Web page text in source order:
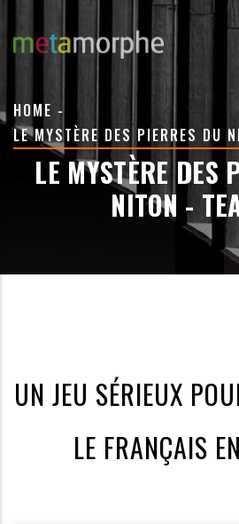
BREADCRUMB
HOME -
LE MYSTÈRE DES PIERRES DU
LE MYSTÈRE DES
NITON -
UN JEU SÉRIEUX
LE FRANÇAIS